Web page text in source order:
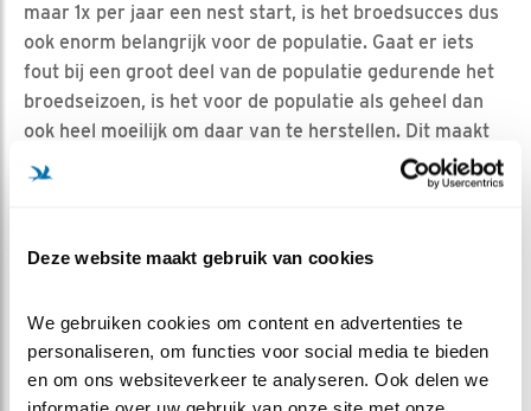
Deze website maakt gebruik van cookies
We gebruiken cookies om content en advertenties te
personaliseren, om functies voor social media te bieden
en om ons websiteverkeer te analyseren. Ook delen we
maar 1x per jaar een nest start, is het broedsucces dus
ook enorm belangrijk voor de populatie. Gaat er iets
fout bij een groot deel van de populatie gedurende het
broedseizoen, is het voor de populatie als geheel dan
ook heel moeilijk om daar van te herstellen. Dit maakt
de Bosuil kwetsbaar.
Om inzicht te krijgen in het broedsucces van de
bekend zijn (en dat zijn met name de kasten)
gemonitord. Jongen worden geringd, uitvliegers geteld
en jaarlijks worden de gegevens vanuit heel Nederland
verzameld en door SOVON verwerkt. En natuurlijk het